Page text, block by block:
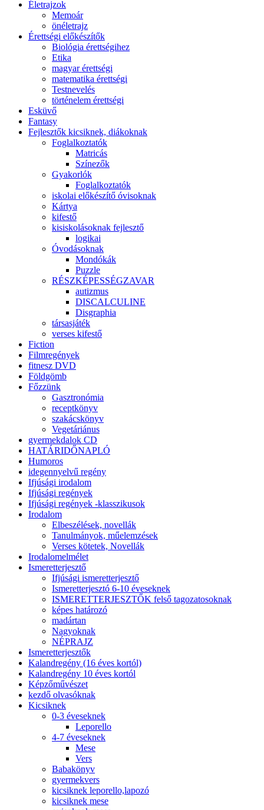
Életrajzok
Memoár
önéletrajz
Érettségi előkészítők
Biológia érettségihez
Etika
magyar érettségi
matematika érettségi
Testnevelés
történelem érettségi
Esküvő
Fantasy
Fejlesztők kicsiknek, diákoknak
Foglalkoztatók
Matricás
Színezők
Gyakorlók
Foglalkoztatók
iskolai előkészítő óvisoknak
Kártya
kifestő
kisiskolásoknak fejlesztő
logikai
Óvodásoknak
Mondókák
Puzzle
RÉSZKÉPESSÉGZAVAR
autizmus
DISCALCULINE
Disgraphia
társasjáték
verses kifestő
Fiction
Filmregények
fitnesz DVD
Földgömb
Főzzünk
Gasztronómia
receptkönyv
szakácskönyv
Vegetáriánus
gyermekdalok CD
HATÁRIDŐNAPLÓ
Humoros
idegennyelvű regény
Ifjúsági irodalom
Ifjúsági regények
Ifjúsági regények -klasszikusok
Irodalom
Elbeszélések, novellák
Tanulmányok, műelemzések
Verses kötetek, Novellák
Irodalomelmélet
Ismeretterjesztő
Ifjúsági ismeretterjesztő
Ismeretterjesztó 6-10 éveseknek
ISMERETTERJESZTŐK felső tagozatosoknak
képes határozó
madártan
Nagyoknak
NÉPRAJZ
Ismeretterjesztők
Kalandregény (16 éves kortól)
Kalandregény 10 éves kortól
Képzőművészet
kezdő olvasóknak
Kicsiknek
0-3 éveseknek
Leporello
4-7 éveseknek
Mese
Vers
Babakönyv
gyermekvers
kicsiknek leporello,lapozó
kicsiknek mese